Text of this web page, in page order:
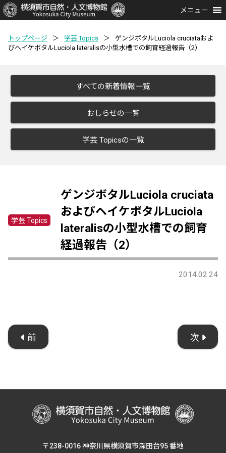
メニュー
トップページ ＞ 学芸 Topics ＞
ゲンジボタルLuciola cruciataおよ
びヘイケボタルLuciola lateralisの小型水槽での飼育経過報告（2）
すべての新着情報一覧
おしらせの一覧
学芸 Topicsの一覧
学芸 Topics
ゲンジボタルLuciola cruciata
およびヘイケボタルLuciola
lateralisの小型水槽での飼育
経過報告（2）
2014.02.24
前 次
〒238-0016 神奈川県横須賀市深田台95 番地